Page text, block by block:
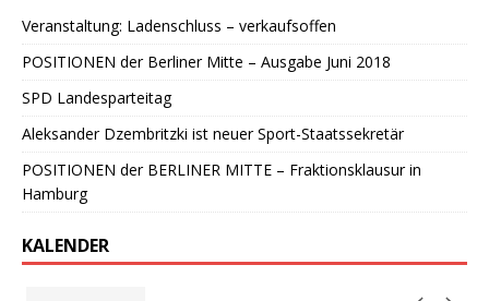
Veranstaltung: Ladenschluss – verkaufsoffen
POSITIONEN der Berliner Mitte – Ausgabe Juni 2018
SPD Landesparteitag
Aleksander Dzembritzki ist neuer Sport-Staatssekretär
POSITIONEN der BERLINER MITTE – Fraktionsklausur in
Hamburg
KALENDER